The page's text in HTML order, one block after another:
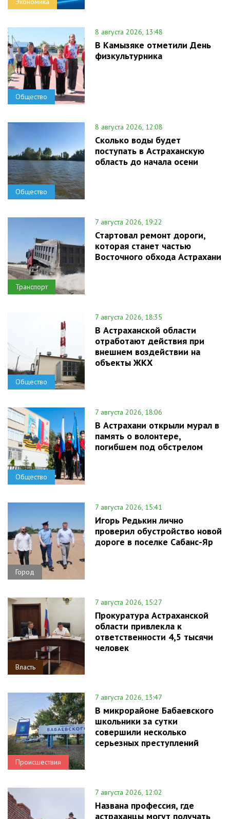
Общество
8 августа 2026, 13:48
В Камызяке отметили День
физкультурника
Общество
8 августа 2026, 12:08
Сколько воды будет
поступать в Астраханскую
область до начала осени
Транспорт
7 августа 2026, 19:22
Стартовал ремонт дороги,
которая станет частью
Восточного обхода Астрахани
Общество
7 августа 2026, 18:35
В Астраханской области
отработают действия при
внешнем воздействии на
объекты ЖКХ
Общество
7 августа 2026, 18:06
В Астрахани открыли мурал в
память о волонтере,
погибшем под обстрелом
Город
7 августа 2026, 15:41
Игорь Редькин лично
проверил обустройство новой
дороге в поселке Сабанс-Яр
Власть
7 августа 2026, 15:27
Прокуратура Астраханской
области привлекла к
ответственности 4,5 тысячи
человек
Происшествия
7 августа 2026, 13:47
В микрорайоне Бабаевского
школьники за сутки
совершили несколько
серьезных преступлений
7 августа 2026, 12:02
Названа профессия, где
астраханцы могут получать